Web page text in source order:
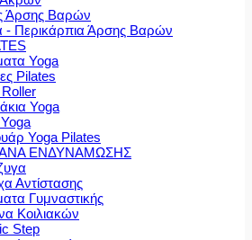
Άρσης Βαρών
- Περικάρπια Άρσης Βαρών
Yoga
Pilates
Yoga
Yoga Pilates
ΕΝΔΥΝΑΜΩΣΗΣ
Αντίστασης
Γυμναστικής
Κοιλιακών
Step